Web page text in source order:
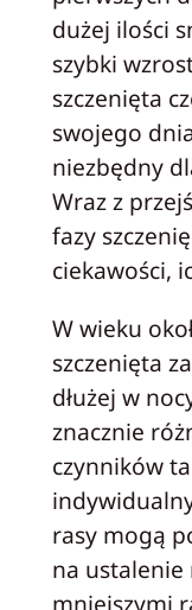
dużej ilości
szybki
szczenięta
swojego
niezbędny
Wraz z
fazy
ciekawości,
W wieku
szczenięta
dłużej w
znacznie
czynników
rasy mogą
na
mniejszymi